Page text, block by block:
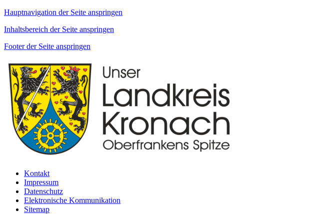
Hauptnavigation der Seite anspringen
Inhaltsbereich der Seite anspringen
Footer der Seite anspringen
Kontakt
Impressum
Datenschutz
Elektronische Kommunikation
Sitemap